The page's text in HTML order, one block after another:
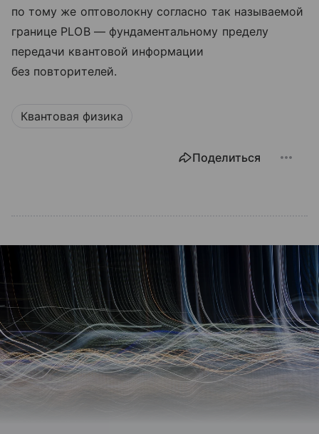
по тому же оптоволокну согласно так называемой
границе PLOB — фундаментальному пределу
передачи квантовой информации
без повторителей.
Квантовая физика
Поделиться